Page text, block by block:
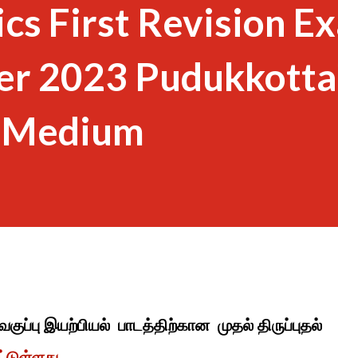
First Revision
2023
இயற்பியல் பாடத்திற்கான முதல் திருப்புதல்